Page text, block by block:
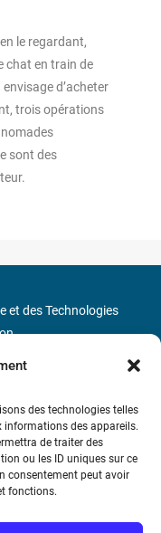
des technologies telles
informations des appareils.
de traiter des
ou les ID uniques sur ce
consentement peut avoir
fonctions.
le regardant,
chat en train de
d’acheter
trois opérations
sont des
et des Technologies
Ligne 9
TVA intra-